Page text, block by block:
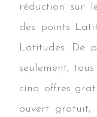
réduction sur
des points
Latitudes. De
seulement,
cinq offres
ouvert gratuit,